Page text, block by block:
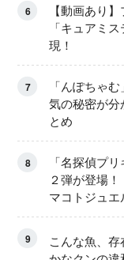
6
【動画あり
「キュアミ
現！
7
「んぽちゃ
気の秘密が分
とめ
8
「名探偵プ
２弾が登場
マコトジュ
ドウ アイス
9
こんな魚、